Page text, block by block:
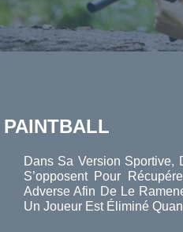
PAINTBALL
Dans Sa Version
S’opposent Pour
Adverse Afin De Le
Un Joueur Est Éliminé